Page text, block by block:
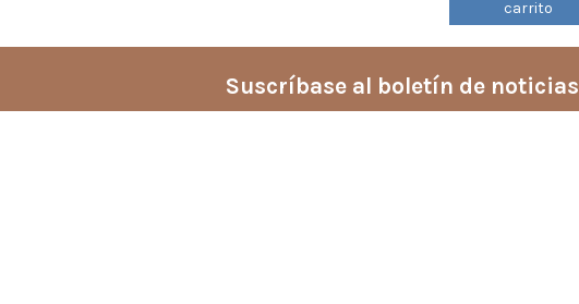
carrito
Suscríbase al boletín de noticias